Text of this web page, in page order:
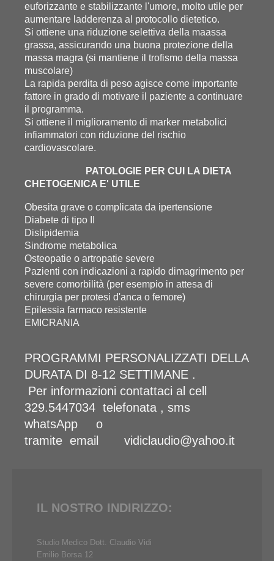
euforizzante e stabilizzante l'umore, molto utile per
aumentare ladderenza al protocollo dietetico.
Si ottiene una riduzione selettiva della maassa
grassa, assicurando una buona protezione della
massa magra (si mantiene il trofismo della massa
muscolare)
La rapida perdita di peso agisce come importante
fattore in grado di motivare il paziente a continuare
il programma.
Si ottiene il miglioramento di marker metabolici
infiammatori con riduzione del rischio
cardiovascolare.
PATOLOGIE PER CUI LA DIETA
CHETOGENICA E' UTILE
Obesita grave o complicata da ipertensione
Diabete di tipo II
Dislipidemia
Sindrome metabolica
Osteopatie o artropatie severe
Pazienti con indicazioni a rapido dimagrimento per
severe comorbilità (per esempio in attesa di
chirurgia per protesi d'anca o femore)
Epilessia farmaco resistente
EMICRANIA
PROGRAMMI PERSONALIZZATI DELLA
DURATA DI 8-12 SETTIMANE .
Per informazioni contattaci al cell
329.5447034 telefonata , sms
whatsApp o
tramite email vidiclaudio@yahoo.it
IL NOSTRO INDIRIZZO:
Studio Medico Dott. Claudio Vidi
Emilio Borsa 12